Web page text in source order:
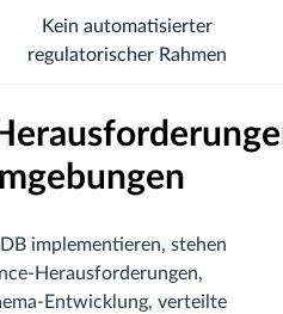
Kein automatisierter
regulatorischer Rahmen
implementieren, stehen
verteilte